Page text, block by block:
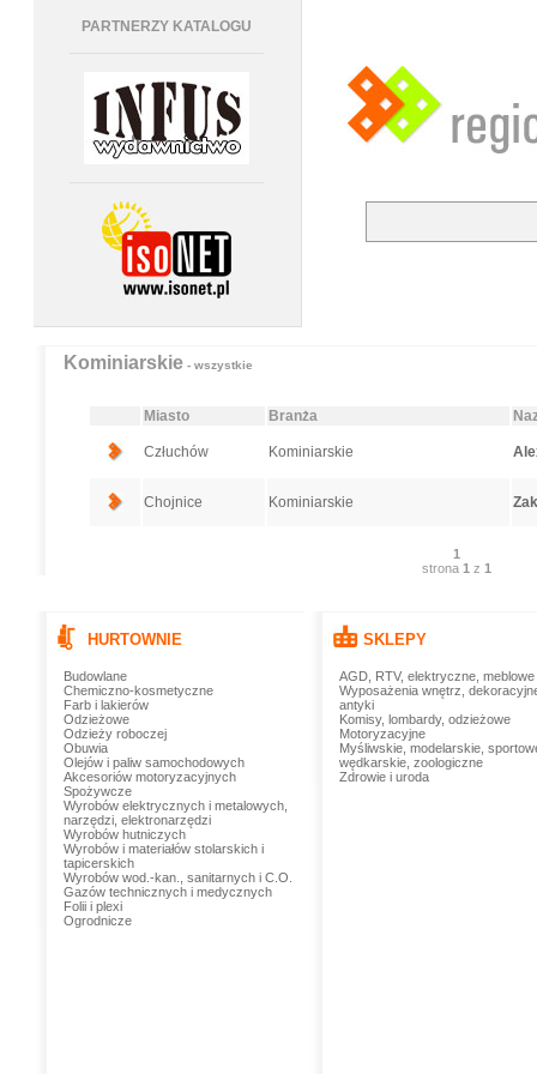
PARTNERZY KATALOGU
Kominiarskie- wszystkie
Miasto Branża
Człuchów Kominiarskie
Chojnice Kominiarskie
1
strona 1 z 1
HURTOWNIE
Budowlane
Chemiczno-kosmetyczne
Farb i lakierów
Odzieżowe
Odzieży roboczej
Obuwia
Olejów i paliw samochodowych
Akcesoriów motoryzacyjnych
Spożywcze
Wyrobów elektrycznych i metalowych,
narzędzi, elektronarzędzi
Wyrobów hutniczych
Wyrobów i materiałów stolarskich i
tapicerskich
Wyrobów wod.-kan., sanitarnych i C.O.
Gazów technicznych i medycznych
Folii i plexi
Ogrodnicze
SKLEPY
AGD, RTV, elektryczne, meblowe
Wyposażenia wnętrz,
antyki
Komisy, lombardy, odzieżowe
Motoryzacyjne
Myśliwskie, modelarskie,
wędkarskie, zoologiczne
Zdrowie i uroda